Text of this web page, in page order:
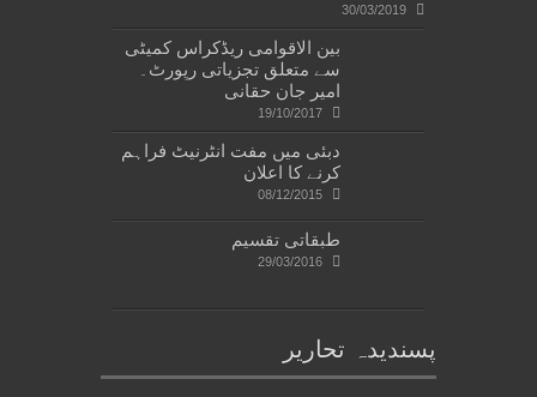
30/03/2019
بین الاقوامی ریڈکراس کمیٹی
سے متعلق تجزیاتی رپورٹ۔
امیر جان حقانی
19/10/2017
دبئی میں مفت انٹرنیٹ فراہم
کرنے کا اعلان
08/12/2015
طبقاتی تقسیم
29/03/2016
پسندیدہ تحاریر